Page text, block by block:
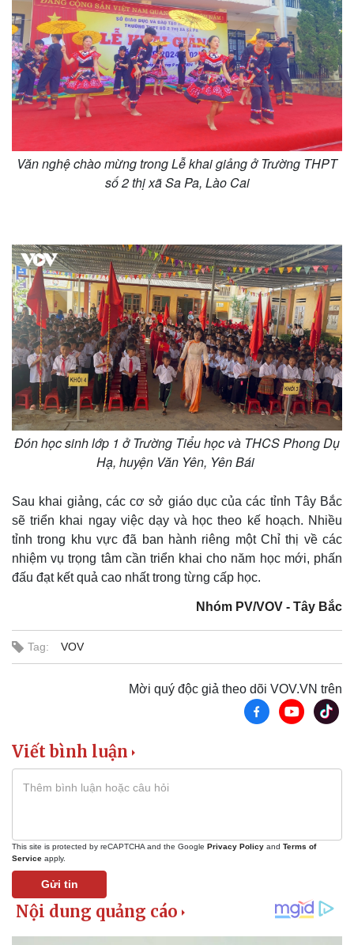
Thông tin doanh nghiệp
Doanh nghiệp 24h
Doanh nhân
Vì cộng đồng
Sành điệu
Tin Công nghệ
Trải nghiệm
Chuyển đổi số
Văn nghệ chào mừng trong Lễ khai giảng ở Trường THPT
số 2 thị xã Sa Pa, Lào Cai
Đón học sinh lớp 1 ở Trường Tiểu học và THCS Phong Dụ
Hạ, huyện Văn Yên, Yên Bái
Sau khai giảng, các cơ sở giáo dục của các tỉnh Tây Bắc
sẽ triển khai ngay việc dạy và học theo kế hoạch. Nhiều
tỉnh trong khu vực đã ban hành riêng một Chỉ thị về các
nhiệm vụ trọng tâm cần triển khai cho năm học mới, phấn
đấu đạt kết quả cao nhất trong từng cấp học.
Nhóm PV/VOV - Tây Bắc
Tag: VOV
Mời quý độc giả theo dõi VOV.VN trên
Viết bình luận
This site is protected by reCAPTCHA and the Google Privacy Policy and Terms of
Service apply.
Gửi tin